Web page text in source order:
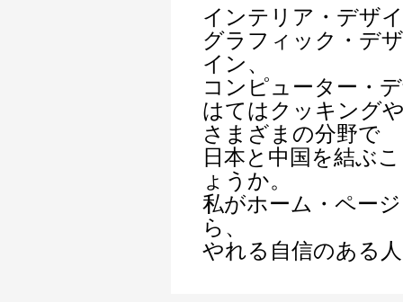
インテリア・デザ
グラフィック・デ
イン、
コンピューター・
はてはクッキング
さまざまの分野で
日本と中国を結ぶ
ょうか。
私がホーム・ペー
ら、
やれる自信のある